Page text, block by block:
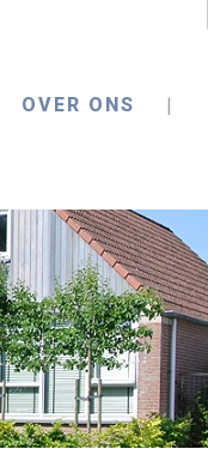
OVER ONS